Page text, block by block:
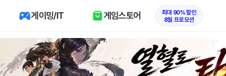
게이밍/IT 게임스토어
최대 90% 할인
8월 프로모션